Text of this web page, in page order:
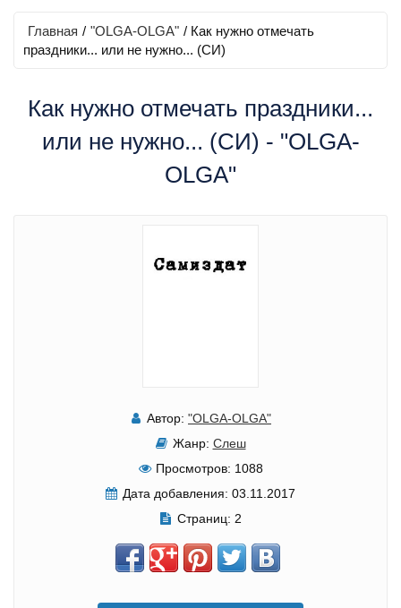
Главная / "OLGA-OLGA" / Как нужно отмечать
праздники... или не нужно... (СИ)
Как нужно отмечать праздники...
или не нужно... (СИ) - "OLGA-
OLGA"
Автор: "OLGA-OLGA"
Жанр: Слеш
Просмотров: 1088
Дата добавления: 03.11.2017
Страниц: 2